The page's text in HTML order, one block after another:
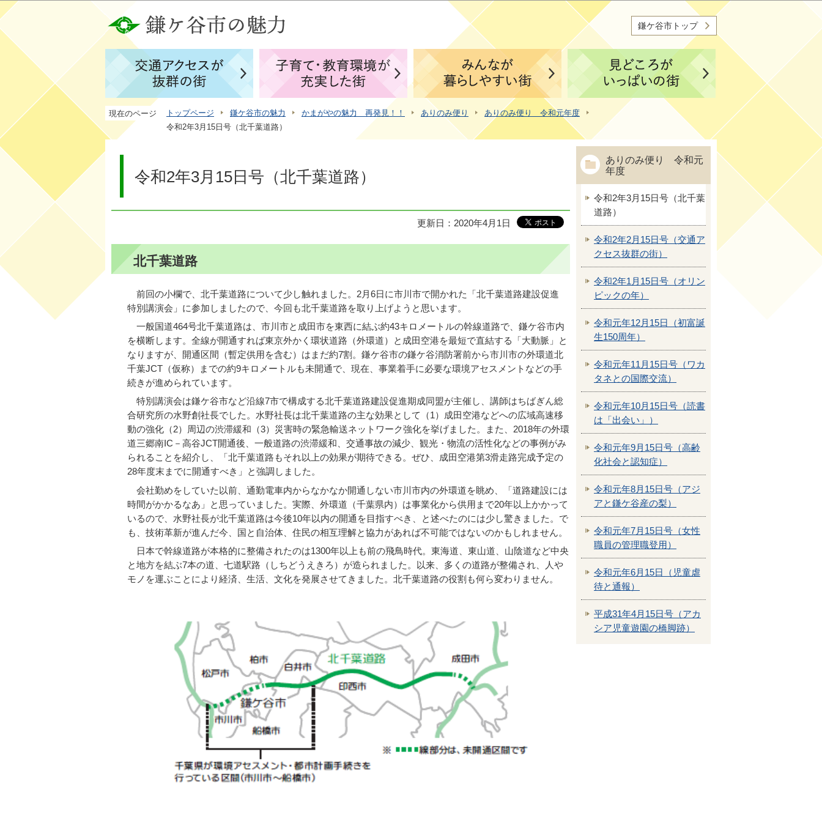
このページの本文へ移動
鎌ケ谷市トップ
現在のページ トップページ 鎌ケ谷市の魅力 かまがやの魅力 再発見！！ ありのみ便り
ありのみ便り 令和元年度
令和2年3月15日号（北千葉道路）
令和2年3月15日号（北千葉道路）
更新日：2020年4月1日
北千葉道路
前回の小欄で、北千葉道路について少し触れました。2月6日に市川市で開かれた「北千葉道路建設促進
特別講演会」に参加しましたので、今回も北千葉道路を取り上げようと思います。
一般国道464号北千葉道路は、市川市と成田市を東西に結ぶ約43キロメートルの幹線道路で、鎌ケ谷市内
を横断します。全線が開通すれば東京外かく環状道路（外環道）と成田空港を最短で直結する「大動脈」と
なりますが、開通区間（暫定供用を含む）はまだ約7割。鎌ケ谷市の鎌ケ谷消防署前から市川市の外環道北
千葉JCT（仮称）までの約9キロメートルも未開通で、現在、事業着手に必要な環境アセスメントなどの手
続きが進められています。
特別講演会は鎌ケ谷市など沿線7市で構成する北千葉道路建設促進期成同盟が主催し、講師はちばぎん総
合研究所の水野創社長でした。水野社長は北千葉道路の主な効果として（1）成田空港などへの広域高速移
動の強化（2）周辺の渋滞緩和（3）災害時の緊急輸送ネットワーク強化を挙げました。また、2018年の外環
道三郷南IC－高谷JCT開通後、一般道路の渋滞緩和、交通事故の減少、観光・物流の活性化などの事例がみ
られることを紹介し、「北千葉道路もそれ以上の効果が期待できる。ぜひ、成田空港第3滑走路完成予定の
28年度末までに開通すべき」と強調しました。
会社勤めをしていた以前、通勤電車内からなかなか開通しない市川市内の外環道を眺め、「道路建設には
時間がかかるなあ」と思っていました。実際、外環道（千葉県内）は事業化から供用まで20年以上かかって
いるので、水野社長が北千葉道路は今後10年以内の開通を目指すべき、と述べたのには少し驚きました。で
も、技術革新が進んだ今、国と自治体、住民の相互理解と協力があれば不可能ではないのかもしれません。
日本で幹線道路が本格的に整備されたのは1300年以上も前の飛鳥時代。東海道、東山道、山陰道など中央
と地方を結ぶ7本の道、七道駅路（しちどうえきろ）が造られました。以来、多くの道路が整備され、人や
モノを運ぶことにより経済、生活、文化を発展させてきました。北千葉道路の役割も何ら変わりません。
ありのみ便り 令和元
年度
令和2年3月15日号（北千葉
道路）
令和2年2月15日号（交通ア
クセス抜群の街）
令和2年1月15日号（オリン
ピックの年）
令和元年12月15日（初富誕
生150周年）
令和元年11月15日号（ワカ
タネとの国際交流）
令和元年10月15日号（読書
は「出会い」）
令和元年9月15日号（高齢
化社会と認知症）
令和元年8月15日号（アジ
アと鎌ケ谷産の梨）
令和元年7月15日号（女性
職員の管理職登用）
令和元年6月15日（児童虐
待と通報）
平成31年4月15日号（アカ
シア児童遊園の橋脚跡）